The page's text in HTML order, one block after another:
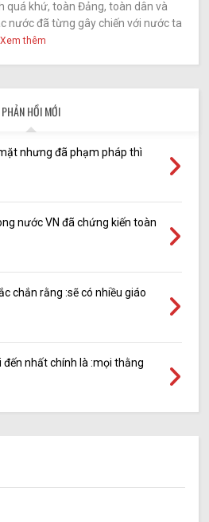
quá khứ, toàn Đảng, toàn dân và
nước đã từng gây chiến với nước ta
Xem thêm
PHẢN HỒI MỚI
nhưng đã phạm pháp thì
nước VN đã chứng kiến toàn
chắn rằng :sẽ có nhiều giáo
đến nhất chính là :mọi thằng